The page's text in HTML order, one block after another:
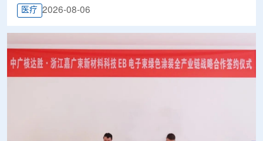
目同步启动
医疗 2026-08-06